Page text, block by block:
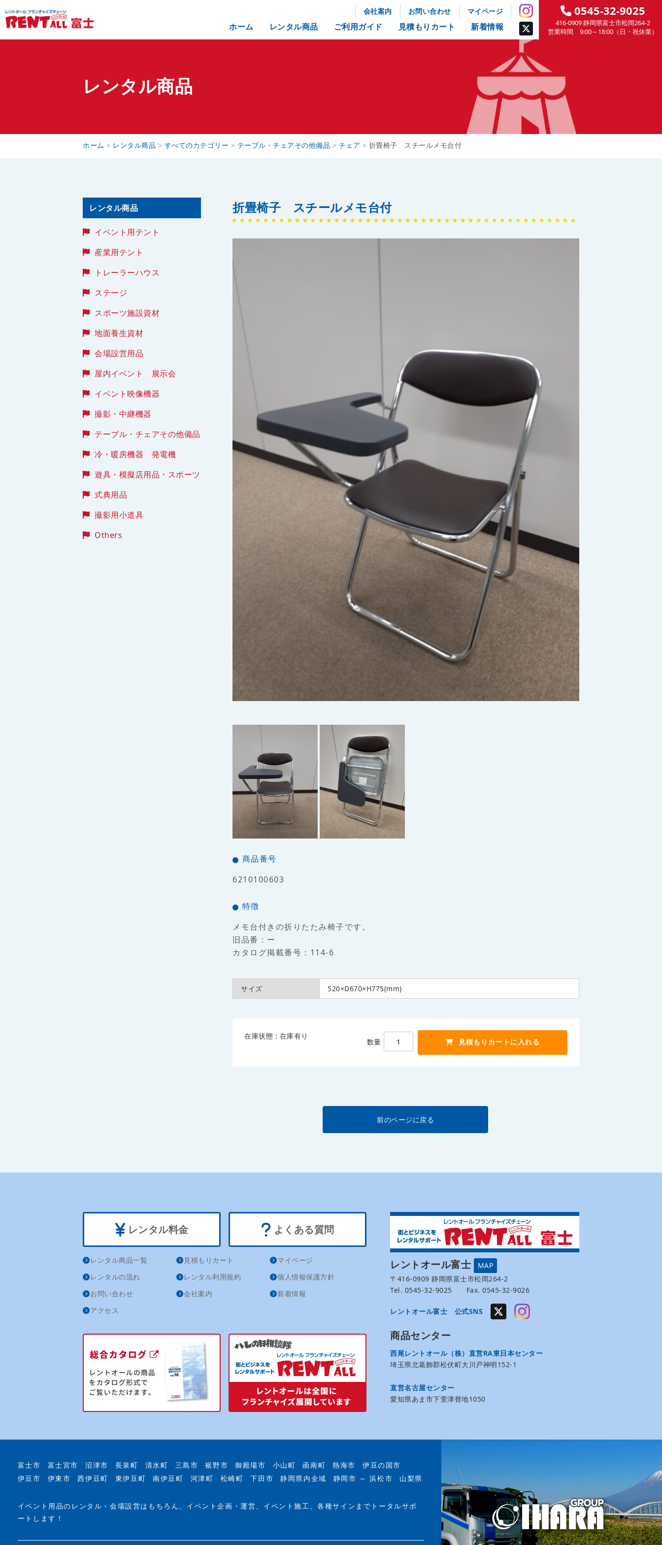
会社案内 お問い合わせ マイページ
ホーム レンタル商品 ご利用ガイド 見積もりカート 新着情報
0545-32-9025
416-0909 静岡県富士市松岡264-2
営業時間 9:00～18:00（日・祝休業）
レンタル商品
ホーム > レンタル商品 > すべてのカテゴリー > テーブル・チェアその他備品 > チェア > 折畳椅子 スチールメモ台付
折畳椅子 スチールメモ台付
商品番号
6210100603
特徴
メモ台付きの折りたたみ椅子です。
旧品番：ー
カタログ掲載番号：114-6
サイズ 520×D670×H775(mm)
在庫状態 : 在庫有り
数量
前のページに戻る
レンタル商品
イベント用テント
産業用テント
トレーラーハウス
ステージ
スポーツ施設資材
地面養生資材
会場設営用品
屋内イベント 展示会
イベント映像機器
撮影・中継機器
テーブル・チェアその他備品
冷・暖房機器 発電機
遊具・模擬店用品・スポーツ
式典用品
撮影用小道具
Others
レンタル料金 よくある質問
レンタル商品一覧 見積もりカート
マイページ
レンタルの流れ
レンタル利用規約
個人情報保護方針
お問い合わせ
会社案内
新着情報
アクセス
レントオール富士
MAP
〒416-0909 静岡県富士市松岡264-2
Tel. 0545-32-9025 Fax. 0545-32-9026
レントオール富士 公式SNS
商品センター
西尾レントオール（株）直営RA東日本センター
埼玉県北葛飾郡松伏町大川戸神明152-1
直営名古屋センター
愛知県あま市下萱津替地1050
富士市 富士宮市 沼津市 長泉町 清水町 三島市 裾野市 御殿場市 小山町 函南町 熱海市
伊豆の国市
伊豆市
伊東市 西伊豆町 東伊豆町 南伊豆町 河津町 松崎町 下田市 静岡県内全域 静岡市 ～ 浜松市 山梨県
イベント用品のレンタル・会場設営はもちろん、イベント企画・運営、イベント施工、各種サインまでトータルサポ
ートします！